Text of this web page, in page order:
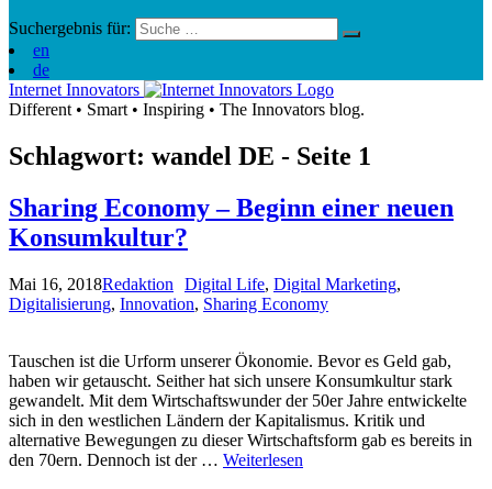
Suchergebnis für:
en
de
Internet Innovators
Different • Smart • Inspiring • The Innovators blog.
Schlagwort: wandel DE - Seite 1
Sharing Economy – Beginn einer neuen
Konsumkultur?
Mai 16, 2018Redaktion Digital Life, Digital Marketing,
Digitalisierung, Innovation, Sharing Economy
Tauschen ist die Urform unserer Ökonomie. Bevor es Geld gab,
haben wir getauscht. Seither hat sich unsere Konsumkultur stark
gewandelt. Mit dem Wirtschaftswunder der 50er Jahre entwickelte
sich in den westlichen Ländern der Kapitalismus. Kritik und
alternative Bewegungen zu dieser Wirtschaftsform gab es bereits in
den 70ern. Dennoch ist der … Weiterlesen